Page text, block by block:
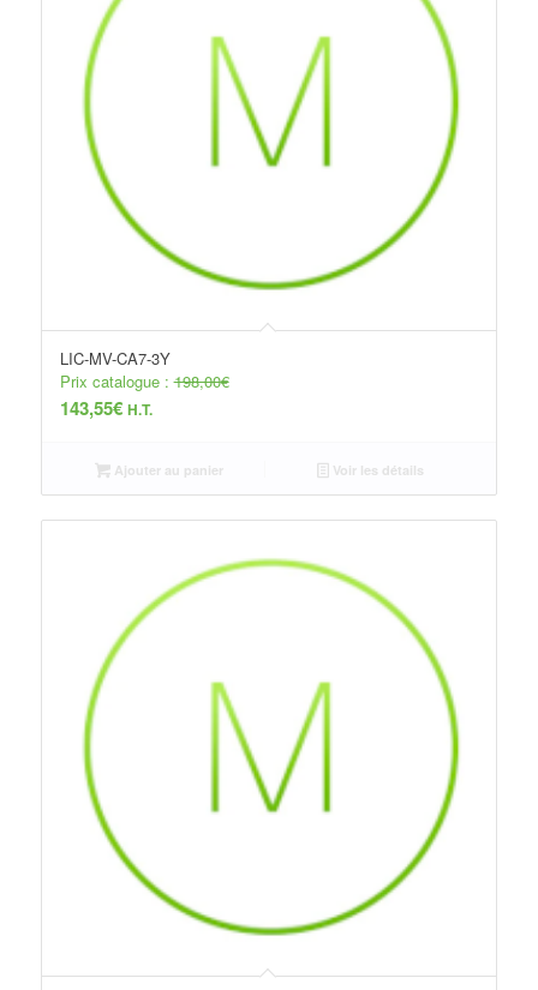
LIC-MV-CA7-3Y
Prix catalogue :198,00€
143,55€ H.T.
Ajouter au panier Voir les détails